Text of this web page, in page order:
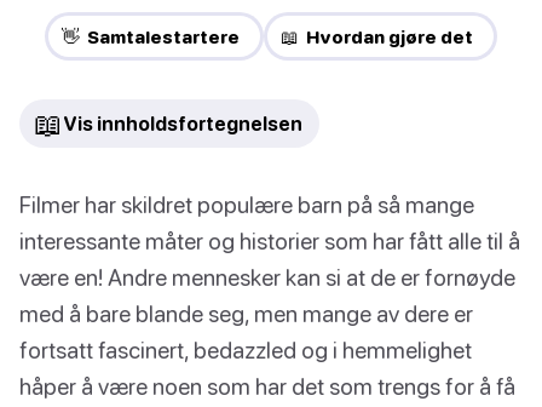
👋 Samtalestartere 📖 Hvordan gjøre det
📖 Vis innholdsfortegnelsen
Filmer har skildret populære barn på så mange
interessante måter og historier som har fått alle til å
være en! Andre mennesker kan si at de er fornøyde
med å bare blande seg, men mange av dere er
fortsatt fascinert, bedazzled og i hemmelighet
håper å være noen som har det som trengs for å få